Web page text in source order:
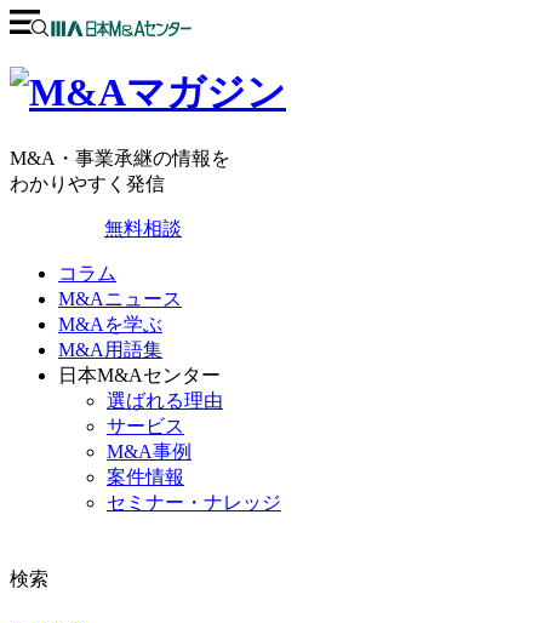
M&A・事業承継の情報を
わかりやすく発信
無料相談
コラム
M&Aニュース
M&Aを学ぶ
M&A用語集
日本M&Aセンター
選ばれる理由
サービス
M&A事例
案件情報
セミナー・ナレッジ
検索